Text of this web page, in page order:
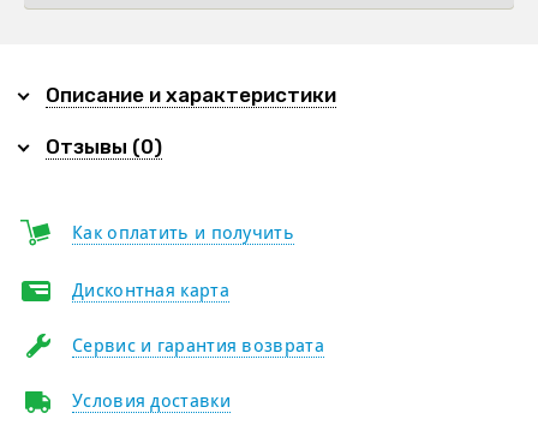
Описание и характеристики
Отзывы (0)
Как оплатить и получить
Дисконтная карта
Сервис и гарантия возврата
Условия доставки